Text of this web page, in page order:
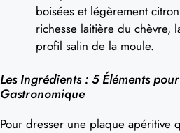
boisées et légèrement
richesse laitière du chèvre,
profil salin de la moule.
Les Ingrédients : 5 Éléments
Gastronomique
Pour dresser une plaque apéritive